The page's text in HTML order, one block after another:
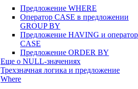
Предложение WHERE
Оператор CASE в предложении
GROUP BY
Предложение HAVING и оператор
CASE
Предложение ORDER BY
Еще о NULL-значениях
Трехзначная логика и предложение
Where